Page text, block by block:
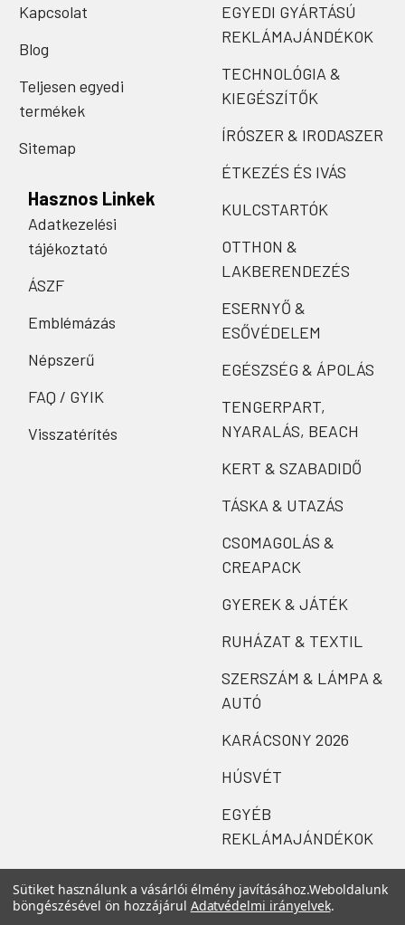
Kapcsolat
Blog
Teljesen egyedi
termékek
Sitemap
Hasznos Linkek
Adatkezelési
tájékoztató
ÁSZF
Emblémázás
Népszerű
FAQ / GYIK
Visszatérítés
EGYEDI GYÁRTÁSÚ
REKLÁMAJÁNDÉKOK
TECHNOLÓGIA &
KIEGÉSZÍTŐK
ÍRÓSZER & IRODASZER
ÉTKEZÉS ÉS IVÁS
KULCSTARTÓK
OTTHON &
LAKBERENDEZÉS
ESERNYŐ &
ESŐVÉDELEM
EGÉSZSÉG & ÁPOLÁS
TENGERPART,
NYARALÁS, BEACH
KERT & SZABADIDŐ
TÁSKA & UTAZÁS
CSOMAGOLÁS &
CREAPACK
GYEREK & JÁTÉK
RUHÁZAT & TEXTIL
SZERSZÁM & LÁMPA &
AUTÓ
KARÁCSONY 2026
HÚSVÉT
EGYÉB
REKLÁMAJÁNDÉKOK
Sütiket használunk a vásárlói élmény javításához.Weboldalunk
böngészésével ön hozzájárul Adatvédelmi irányelvek.